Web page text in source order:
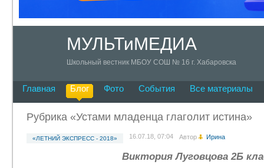
МУЛЬТиМЕДИА
Школьный вестник МБОУ СОШ № 16 г. Хабаровска
Главная Блог Фото События Все материалы
Рубрика «Устами младенца глаголит истина»
«ЛЕТНИЙ ЭКСПРЕСС - 2018» 16.07.18, 07:04 Автор Ирина
Виктория Луговцова 2Б